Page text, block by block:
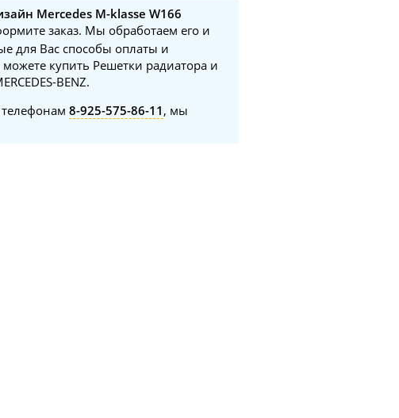
Mercedes M-klasse W166
заказ. Мы обработаем его и
для Вас способы оплаты и
купить Решетки радиатора и
BENZ.
8-925-575-86-11 , мы